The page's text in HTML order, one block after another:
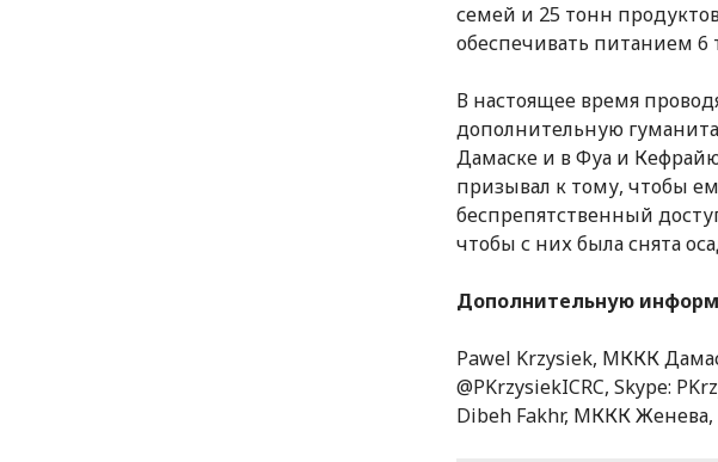
семей и 25 тонн
обеспечивать питанием 6
В настоящее время
дополнительную
Дамаске и в Фуа и
призывал к тому, чтобы
беспрепятственный
чтобы с них была снята
Дополнительную
Pawel Krzysiek, МККК
@PKrzysiekICRC, Skype:
Dibeh Fakhr, МККК Женева,